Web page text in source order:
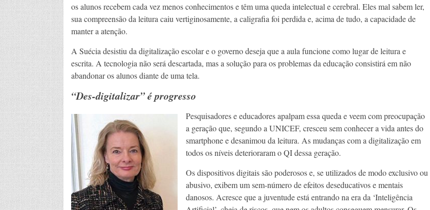
os alunos recebem cada vez menos conhecimentos e têm uma queda intelectual e cerebral. Eles mal sabem ler,
sua compreensão da leitura caiu vertiginosamente, a caligrafia foi perdida e, acima de tudo, a capacidade de
manter a atenção.
A Suécia desistiu da digitalização escolar e o governo deseja que a aula funcione como lugar de leitura e
escrita. A tecnologia não será descartada, mas a solução para os problemas da educação consistirá em não
abandonar os alunos diante de uma tela.
“Des-digitalizar” é progresso
Pesquisadores e educadores apalpam essa queda e veem com preocupação
a geração que, segundo a UNICEF, cresceu sem conhecer a vida antes do
smartphone e desanimou da leitura. As mudanças com a digitalização em
todos os níveis deterioraram o QI dessa geração.
Os dispositivos digitais são poderosos e, se utilizados de modo exclusivo ou
abusivo, exibem um sem-número de efeitos deseducativos e mentais
danosos. Acresce que a juventude está entrando na era da ‘Inteligência